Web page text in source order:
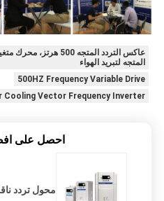
المتجه لتبريد الهواء
500HZ Frequency Variable Drive
Cooling Vector Frequency Inverter
احصل على
محول تردد ناقل 500